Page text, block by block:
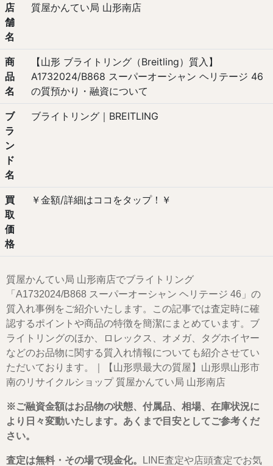
店
舗
名
質屋かんてい局 山形南店
商
品
名
【山形 ブライトリング（Breitling）質入】
A1732024/B868 スーパーオーシャン ヘリテージ 46
の質預かり・融資について
ブ
ラ
ン
ド
名
ブライトリング｜BREITLING
買
取
価
格
￥金額/詳細はココをタップ！￥
質屋かんてい局 山形南店でブライトリング
「A1732024/B868 スーパーオーシャン ヘリテージ 46」の
質入れ事例をご紹介いたします。この記事では査定時に確
認するポイントや商品の特徴を簡潔にまとめています。ブ
ライトリングのほか、ロレックス、オメガ、タグホイヤー
などのお品物に関する質入れ情報についても紹介させてい
ただいております。｜【山形県最大の質屋】山形県山形市
南のリサイクルショップ 質屋かんてい局 山形南店
※ご融資金額はお品物の状態、付属品、相場、在庫状況に
より日々変動いたします。あくまで目安としてご参考くだ
さい。
査定は無料・その場で現金化。
LINE査定や店頭査定でお気